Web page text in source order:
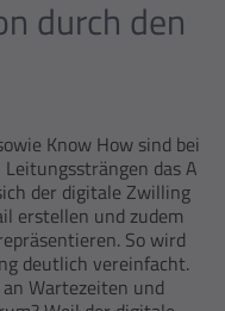
durch den
Know How sind bei
das A
der digitale Zwilling
erstellen und zudem
So wird
deutlich vereinfacht.
Wartezeiten und